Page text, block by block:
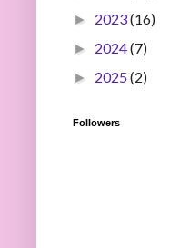
► 2023(16)
► 2024(7)
► 2025(2)
Followers